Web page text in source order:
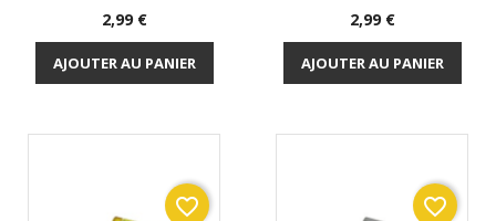
Prix
2,99 €
AJOUTER AU PANIER
Prix
2,99 €
AJOUTER AU PANIER
favorite_border favorite_border